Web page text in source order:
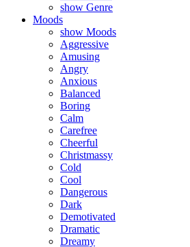
show Genre
Moods
show Moods
Aggressive
Amusing
Angry
Anxious
Balanced
Boring
Calm
Carefree
Cheerful
Christmassy
Cold
Cool
Dangerous
Dark
Demotivated
Dramatic
Dreamy